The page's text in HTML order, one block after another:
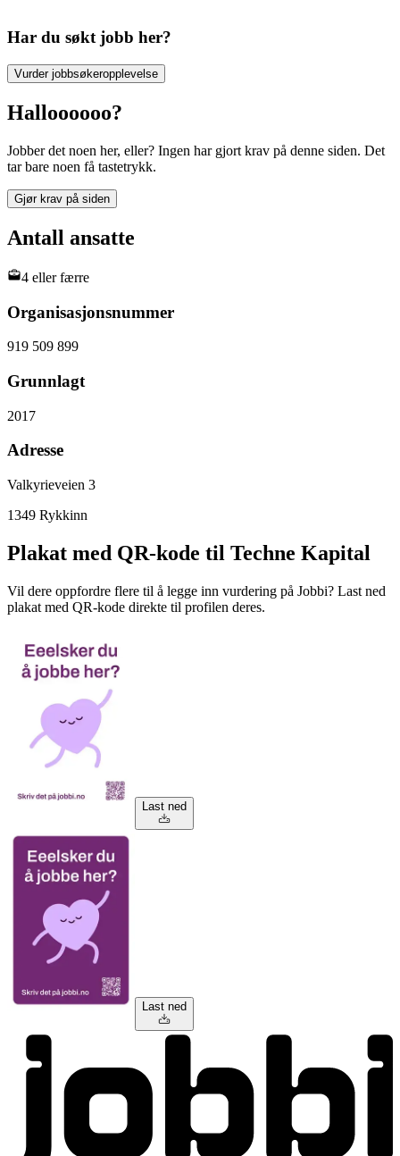
Har du søkt jobb her?
Vurder jobbsøkeropplevelse
Halloooooo?
Jobber det noen her, eller? Ingen har gjort krav på denne siden. Det
tar bare noen få tastetrykk.
Gjør krav på siden
Antall ansatte
4 eller færre
Organisasjonsnummer
919 509 899
Grunnlagt
2017
Adresse
Valkyrieveien 3
1349 Rykkinn
Plakat med QR-kode til Techne Kapital
Vil dere oppfordre flere til å legge inn vurdering på Jobbi? Last ned
plakat med QR-kode direkte til profilen deres.
Last ned
Last ned